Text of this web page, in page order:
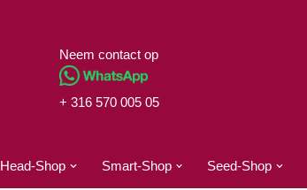
Neem contact op
+ 316 570 005 05
Head-Shop Smart-Shop Seed-Shop